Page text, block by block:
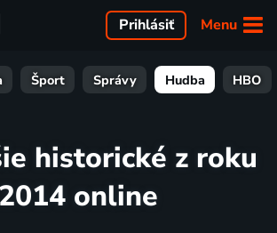
Menu
Prihlásiť
Šport Správy Hudba HBO
historické z roku
2014 online